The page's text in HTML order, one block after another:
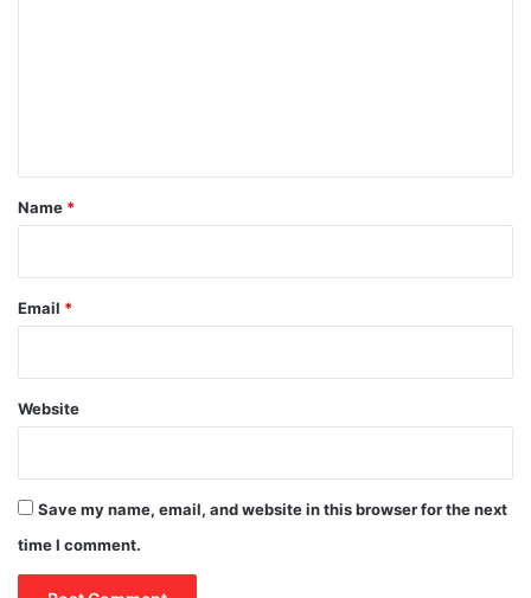
*
Name *
Email *
Website
Save my name, email, and website in this browser for the next
time I comment.